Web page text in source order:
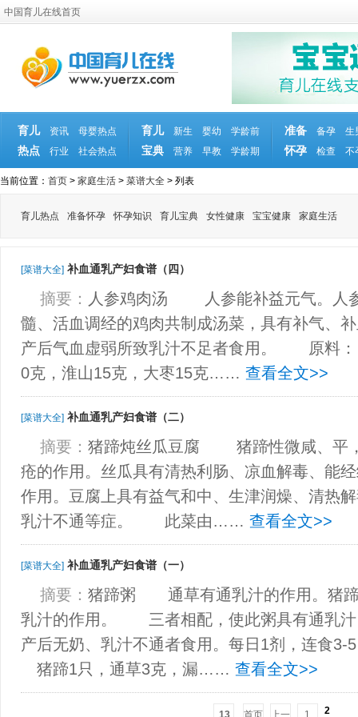
中国育儿在线首页
育儿
热点
资讯
母婴热点
行业
社会热点
育儿
宝典
新生 婴幼
学龄前
营养
早教 学龄期
准备
怀孕
备孕
生
检查
不
当前位置： 首页 > 家庭生活 > 菜谱大全 > 列表
育儿热点 准备怀孕 怀孕知识 育儿宝典 女性健康 宝宝健康 家庭生活
[菜谱大全] 补血通乳产妇食谱（四）
摘要： 人参鸡肉汤 人参能补益元气。人
髓、活血调经的鸡肉共制成汤菜，具有补气、
产后气血虚弱所致乳汁不足者食用。 原料
0克，淮山15克，大枣15克…… 查看全文>>
[菜谱大全] 补血通乳产妇食谱（二）
摘要： 猪蹄炖丝瓜豆腐 猪蹄性微咸、平
疮的作用。丝瓜具有清热利肠、凉血解毒、能
作用。豆腐上具有益气和中、生津润燥、清热
乳汁不通等症。 此菜由…… 查看全文>>
[菜谱大全] 补血通乳产妇食谱（一）
摘要： 猪蹄粥 通草有通乳汁的作用。猪蹄
乳汁的作用。 三者相配，使此粥具有通乳汁
产后无奶、乳汁不通者食用。每日1剂
猪蹄1只，通草3克，漏…… 查看全文>>
13 首页 上一 1 2